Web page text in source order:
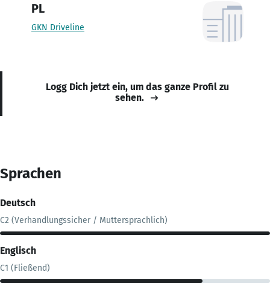
PL
GKN Driveline
Logg Dich jetzt ein, um das ganze Profil zu
sehen.
Sprachen
Deutsch
C2 (Verhandlungssicher / Muttersprachlich)
Englisch
C1 (Fließend)